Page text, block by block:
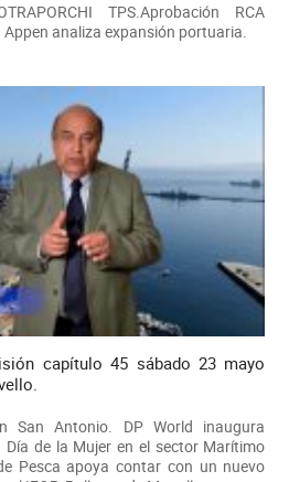
TPS.Aprobación RCA
analiza expansión portuaria.
capítulo 45 sábado 23 mayo
San Antonio. DP World inaugura
de la Mujer en el sector Marítimo
Pesca apoya contar con un nuevo